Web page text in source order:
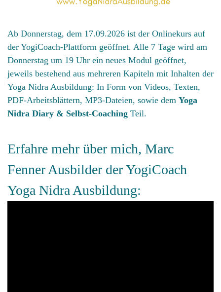
Ab Donnerstag, dem 17.09.2026 ist der Onlinekurs auf
der YogiCoach-Plattform geöffnet. Alle 7 Tage wird am
Donnerstag um 19 Uhr ein neues Modul geöffnet,
jeweils bestehend aus mehreren Kapiteln mit Inhalten der
Yoga Nidra Ausbildung: In Form von Videos, Texten,
PDF-Arbeitsblättern, MP3-Dateien, sowie dem Yoga
Nidra Diary & Selbst-Coaching Teil.
Erfahre mehr über mich, Marc
Fenner Ausbilder der YogiCoach
Yoga Nidra Ausbildung: